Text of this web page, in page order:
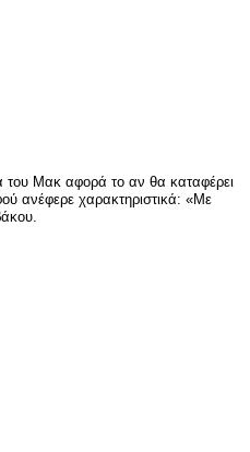
του Μακ αφορά το αν θα καταφέρει
ανέφερε χαρακτηριστικά: «Με